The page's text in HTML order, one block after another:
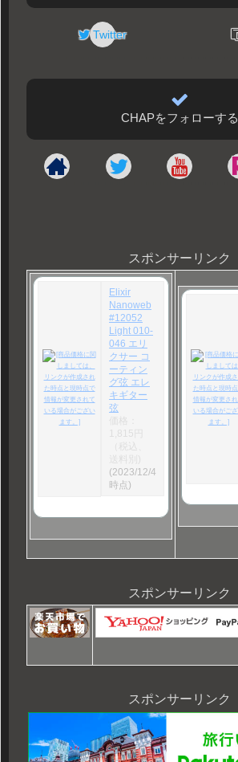
Twitter
CHAPをフォローする
スポンサーリンク
Elixir
Nanoweb
#12052
Light 010-
046 エリ
クサー コ
ーティン
グ弦 エレ
キギター
弦
価格：
1,815円
（税込、
(2023/12/4
時点)
スポンサーリンク
スポンサーリンク